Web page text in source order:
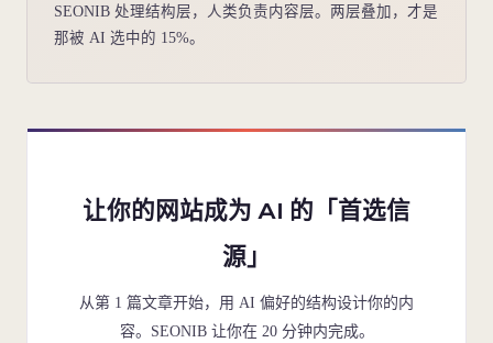
SEONIB 处理结构层，人类负责内容层。两层叠加，才是
那被 AI 选中的 15%。
让你的网站成为 AI 的「首选信
源」
从第 1 篇文章开始，用 AI 偏好的结构设计你的内
容。SEONIB 让你在 20 分钟内完成。